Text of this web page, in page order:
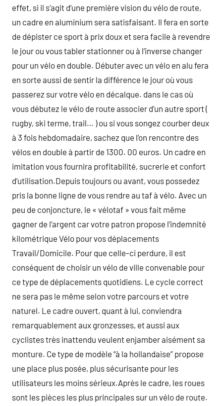
effet, si il s’agit d’une première vision du vélo de route,
un cadre en aluminium sera satisfaisant. Il fera en sorte
de dépister ce sport à prix doux et sera facile à revendre
le jour ou vous tabler stationner ou à l’inverse changer
pour un vélo en double. Débuter avec un vélo en alu fera
en sorte aussi de sentir la différence le jour où vous
passerez sur votre vélo en décalque. dans le cas où
vous débutez le vélo de route associer d’un autre sport (
rugby, ski terme, trail… ) ou si vous songez courber deux
à 3 fois hebdomadaire, sachez que l’on rencontre des
vélos en double à partir de 1300. 00 euros. Un cadre en
imitation vous fournira profitabilité, sucrerie et confort
d’utilisation.Depuis toujours ou avant, vous possedez
pris la bonne ligne de vous rendre au taf à vélo. Avec un
peu de conjoncture, le « vélotaf » vous fait même
gagner de l’argent car votre patron propose l’indemnité
kilométrique Vélo pour vos déplacements
Travail/Domicile. Pour que celle-ci perdure, il est
conséquent de choisir un vélo de ville convenable pour
ce type de déplacements quotidiens. Le cycle correct
ne sera pas le même selon votre parcours et votre
naturel. Le cadre ouvert, quant à lui, conviendra
remarquablement aux gronzesses, et aussi aux
cyclistes très inattendu veulent enjamber aisément sa
monture. Ce type de modèle “à la hollandaise” propose
une place plus posée, plus sécurisante pour les
utilisateurs les moins sérieux.Après le cadre, les roues
sont les pièces les plus principales sur un vélo de route.